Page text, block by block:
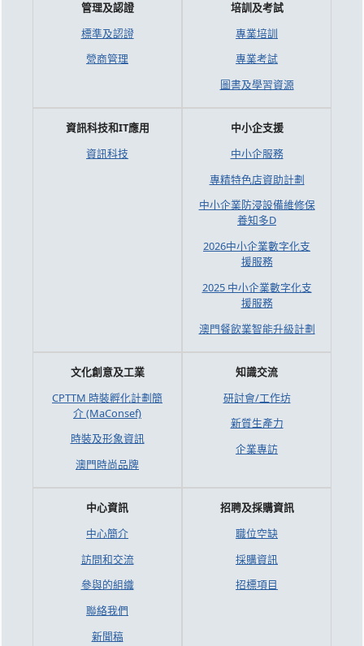
管理及認證
標準及認證
營商管理
培訓及考試
專業培訓
專業考試
圖書及學習資源
資訊科技和IT應用
資訊科技
中小企支援
中小企服務
專精特色店資助計劃
中小企業防浸設備維修保
養知多D
2026中小企業數字化支
援服務
2025 中小企業數字化支
援服務
澳門餐飲業智能升級計劃
文化創意及工業
CPTTM 時裝孵化計劃簡
介 (MaConsef)
時裝及形象資訊
澳門時尚品牌
知識交流
研討會/工作坊
新質生產力
企業專訪
中心資訊
中心簡介
訪問和交流
參與的組織
聯絡我們
新聞稿
招聘及採購資訊
職位空缺
採購資訊
招標項目